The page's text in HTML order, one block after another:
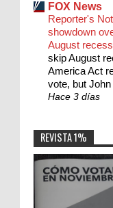
FOX News
Reporter's
showdown
August recess
skip August
America Act
vote, but
Hace 3 días
REVISTA 1%